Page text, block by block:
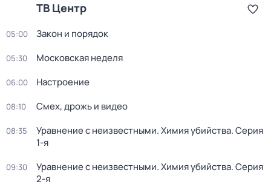
ТВ Центр
05:00 Закон и порядок
05:30 Московская неделя
06:00 Настроение
08:10 Смех, дрожь и видео
08:35 Уравнение с неизвестными. Химия убийства. Серия
1-я
09:30 Уравнение с неизвестными. Химия убийства. Серия
2-я